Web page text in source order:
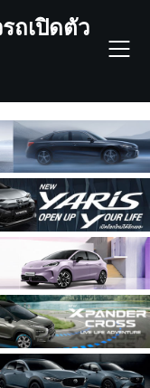
ถเปิดตัว